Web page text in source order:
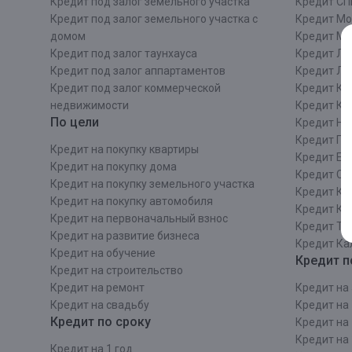
Кредит под залог земельного участка с
домом
Кредит под залог таунхауса
Кредит под залог аппартаментов
Кредит под залог коммерческой
недвижимости
По цели
Кредит на покупку квартиры
Кредит на покупку дома
Кредит на покупку земельного участка
Кредит на покупку автомобиля
Кредит на первоначальный взнос
Кредит на развитие бизнеса
Кредит на обучение
Кредит на строительcтво
Кредит на ремонт
Кредит на свадьбу
Кредит по сроку
Кредит на 1 год
Кредит
Кредит МО
Кредит
Кредит ЛО
Кредит
Кредит
Кредит
Кредит
Кредит
Кредит
Кредит
Кредит
Кредит
Кредит
Кредит
Кредит на
Кредит на
Кредит на
Кредит на